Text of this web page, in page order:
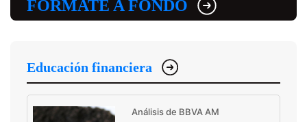
FÓRMATE A FONDO
Educación financiera
Análisis de BBVA AM